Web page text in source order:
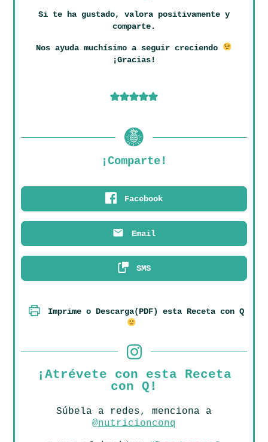
Si te ha gustado, valora positivamente y
comparte.
Nos ayuda muchísimo a seguir creciendo
¡Gracias!
¡Comparte!
Facebook
Email
SMS
Imprime o Descarga(PDF) esta Receta con Q
¡Atrévete con esta Receta
con Q!
Súbela a redes, menciona a
@nutricionconq